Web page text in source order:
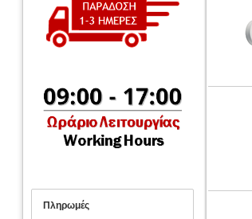
Πληρωμές